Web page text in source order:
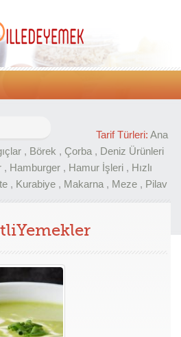
Tarif Türleri: Ana
, Börek , Çorba, Deniz Ürünleri
, Hamburger , Hamur İşleri , Hızlı
, Kurabiye , Makarna , Meze , Pilav